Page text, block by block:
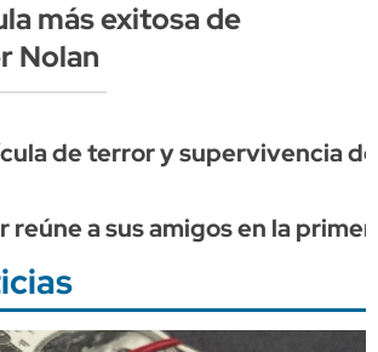
más exitosa de
Nolan
de terror y supervivencia
reúne a sus amigos en la